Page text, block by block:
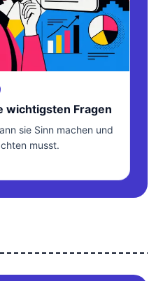
wichtigsten Fragen
sie Sinn machen und
musst.